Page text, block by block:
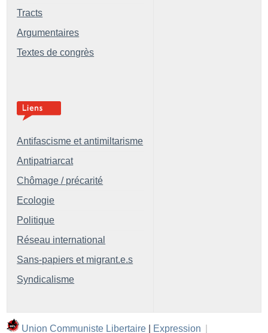
Tracts
Argumentaires
Textes de congrès
Antifascisme et antimiltarisme
Antipatriarcat
Chômage / précarité
Ecologie
Politique
Réseau international
Sans-papiers et migrant.e.s
Syndicalisme
Union Communiste Libertaire Expression